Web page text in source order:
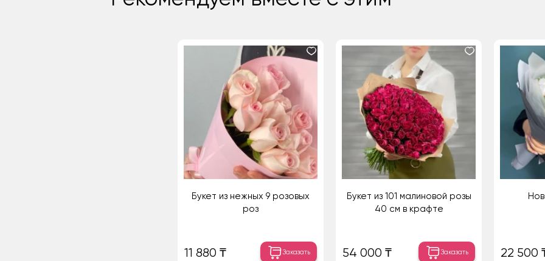
Букет из нежных 9 розовых
роз
11 880 ₸ Заказать
Букет из 101 малиновой розы
40 см в крафте
54 000 ₸ Заказать 22 500